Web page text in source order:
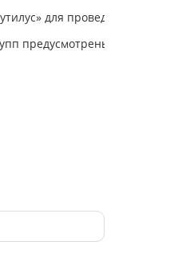
для проведения
предусмотрены скидки и